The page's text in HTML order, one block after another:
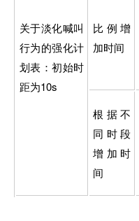
关于淡化喊叫
行为的强化计
划表：初始时
距为10s
比例增
加时间
根据不
同时段
增加时
间